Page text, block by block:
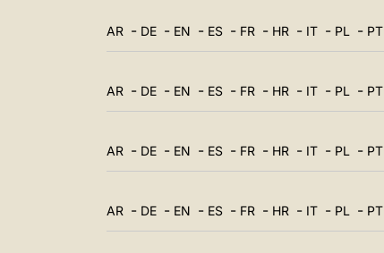
AR - DE - EN - ES - FR - HR - IT - PL - PT
AR - DE - EN - ES - FR - HR - IT - PL - PT
AR - DE - EN - ES - FR - HR - IT - PL - PT
AR - DE - EN - ES - FR - HR - IT - PL - PT